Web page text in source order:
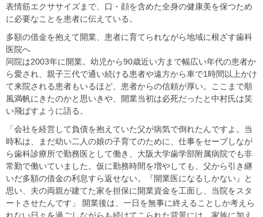
表情筋エクササイズまで、口・顔を含めた全身の健康美を保つため
に必要なことを患者に伝えている。
多額の借金を抱えて開業、患者に育てられながら地域に根ざす歯科
医院へ
同院は2003年に開業。幼児から90歳近い方まで幅広い年代の患者か
ら愛され、親子三代で通い続ける患者や遠方から車で1時間以上かけ
て来院される患者もいるほど、患者からの信頼が厚い。ここまで順
風満帆にきたのかと思いきや、開業当初は必死だったと中村氏は笑
い飛ばすように語る。
「会社を経営して負債を抱えていた父が病気で倒れたんですよ。当
時私は、まだ幼い二人の娘の子育てのために、仕事をセーブしなが
ら歯科診療所で勤務医として働き、大阪大学歯学部附属病院でも非
常勤で働いていました。仮に勤務時間を増やしても、父から引き継
いだ多額の借金の利息すら返せない。『開業医になるしかない』と
思い、夫の両親が建てた家を担保に開業資金を工面し、当院をスタ
ートさせたんです」 開業後は、一日を無事に終えることしか考えら